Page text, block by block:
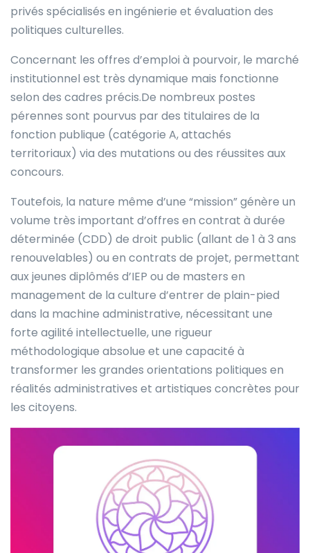
privés spécialisés en ingénierie et évaluation des
politiques culturelles.
Concernant les offres d’emploi à pourvoir, le marché
institutionnel est très dynamique mais fonctionne
selon des cadres précis.De nombreux postes
pérennes sont pourvus par des titulaires de la
fonction publique (catégorie A, attachés
territoriaux) via des mutations ou des réussites aux
concours.
Toutefois, la nature même d’une “mission” génère un
volume très important d’offres en contrat à durée
déterminée (CDD) de droit public (allant de 1 à 3 ans
renouvelables) ou en contrats de projet, permettant
aux jeunes diplômés d’IEP ou de masters en
management de la culture d’entrer de plain-pied
dans la machine administrative, nécessitant une
forte agilité intellectuelle, une rigueur
méthodologique absolue et une capacité à
transformer les grandes orientations politiques en
réalités administratives et artistiques concrètes pour
les citoyens.